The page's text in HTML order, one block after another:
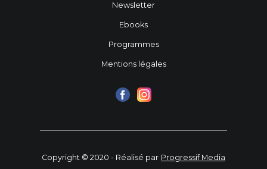
Newsletter
Ebooks
Programmes
Mentions légales
Copyright © 2020 - Réalisé par Progressif Media